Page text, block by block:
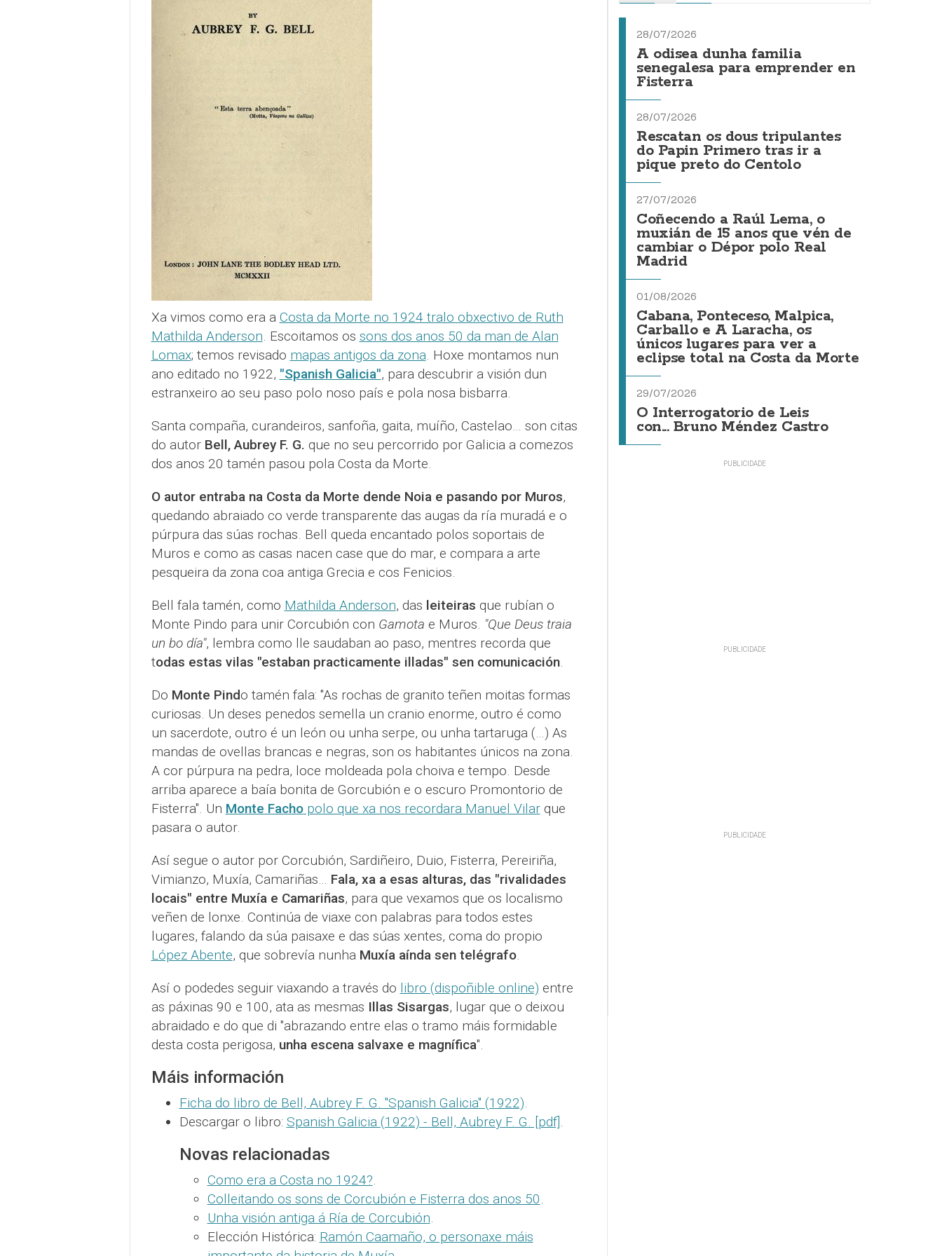
Xa vimos como era a Costa da Morte no 1924 tralo obxectivo de Ruth
Mathilda Anderson. Escoitamos os sons dos anos 50 da man de Alan
Lomax; temos revisado mapas antigos da zona. Hoxe montamos nun
ano editado no 1922, "Spanish Galicia", para descubrir a visión dun
estranxeiro ao seu paso polo noso país e pola nosa bisbarra.
Santa compaña, curandeiros, sanfoña, gaita, muíño, Castelao… son citas
do autor Bell, Aubrey F. G. que no seu percorrido por Galicia a comezos
dos anos 20 tamén pasou pola Costa da Morte.
O autor entraba na Costa da Morte dende Noia e pasando por Muros,
quedando abraiado co verde transparente das augas da ría muradá e o
púrpura das súas rochas. Bell queda encantado polos soportais de
Muros e como as casas nacen case que do mar, e compara a arte
pesqueira da zona coa antiga Grecia e cos Fenicios.
Bell fala tamén, como Mathilda Anderson, das leiteiras que rubían o
Monte Pindo para unir Corcubión con Gamota e Muros. "Que Deus traia
un bo día", lembra como lle saudaban ao paso, mentres recorda que
todas estas vilas "estaban practicamente illadas" sen comunicación.
Do Monte Pindo tamén fala: "As rochas de granito teñen moitas formas
curiosas. Un deses penedos semella un cranio enorme, outro é como
un sacerdote, outro é un león ou unha serpe, ou unha tartaruga (…) As
mandas de ovellas brancas e negras, son os habitantes únicos na zona.
A cor púrpura na pedra, loce moldeada pola choiva e tempo. Desde
arriba aparece a baía bonita de Gorcubión e o escuro Promontorio de
Fisterra". Un Monte Fachopolo que xa nos recordara Manuel Vilarque
pasara o autor.
Así segue o autor por Corcubión, Sardiñeiro, Duio, Fisterra, Pereiriña,
Vimianzo, Muxía, Camariñas… Fala, xa a esas alturas, das "rivalidades
locais" entre Muxía e Camariñas, para que vexamos que os localismo
veñen de lonxe. Continúa de viaxe con palabras para todos estes
lugares, falando da súa paisaxe e das súas xentes, coma do propio
López Abente, que sobrevía nunha Muxía aínda sen telégrafo.
Así o podedes seguir viaxando a través do libro (dispoñible online) entre
as páxinas 90 e 100, ata as mesmas Illas Sisargas, lugar que o deixou
abraidado e do que di "abrazando entre elas o tramo máis formidable
desta costa perigosa, unha escena salvaxe e magnífica".
Máis información
Ficha do libro de Bell, Aubrey F. G. "Spanish Galicia" (1922).
Descargar o libro: Spanish Galicia (1922) - Bell, Aubrey F. G. [pdf].
Novas relacionadas
Como era a Costa no 1924?.
Colleitando os sons de Corcubión e Fisterra dos anos 50.
Unha visión antiga á Ría de Corcubión.
Elección Histórica: Ramón Caamaño, o personaxe máis
28/07/2026
A odisea dunha familia
senegalesa para emprender en
Fisterra
28/07/2026
Rescatan os dous tripulantes
do Papin Primero tras ir a
pique preto do Centolo
27/07/2026
Coñecendo a Raúl Lema, o
muxián de 15 anos que vén de
cambiar o Dépor polo Real
Madrid
01/08/2026
Cabana, Ponteceso, Malpica,
Carballo e A Laracha, os
únicos lugares para ver a
eclipse total na Costa da Morte
29/07/2026
O Interrogatorio de Leis
con... Bruno Méndez Castro